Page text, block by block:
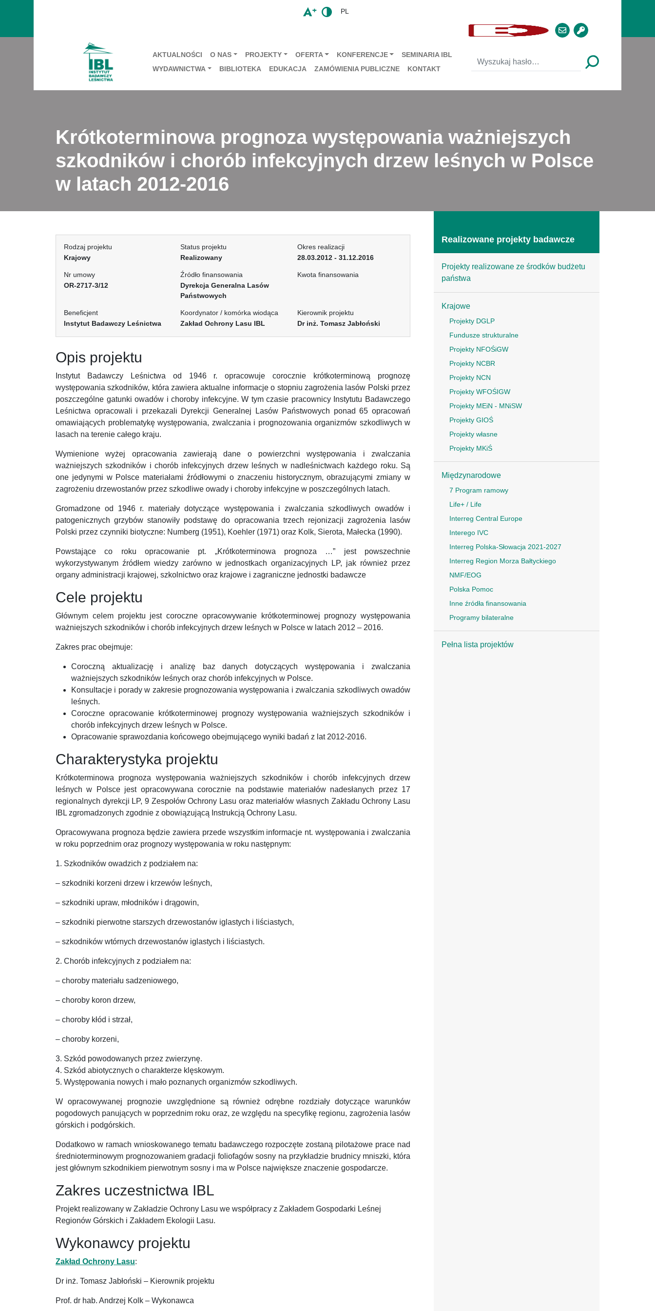
PL
AKTUALNOŚCI O NAS PROJEKTY OFERTA KONFERENCJE
SEMINARIA IBL
WYDAWNICTWA
BIBLIOTEKA EDUKACJA ZAMÓWIENIA PUBLICZNE KONTAKT
Krótkoterminowa prognoza występowania ważniejszych
szkodników i chorób infekcyjnych drzew leśnych w Polsce
w latach 2012-2016
Rodzaj projektu
Krajowy
Status projektu
Realizowany
Okres realizacji
28.03.2012 - 31.12.2016
Nr umowy
OR-2717-3/12
Źródło finansowania
Dyrekcja Generalna Lasów
Państwowych
Kwota finansowania
Beneficjent
Instytut Badawczy Leśnictwa
Koordynator / komórka wiodąca
Zakład Ochrony Lasu IBL
Kierownik projektu
Dr inż. Tomasz Jabłoński
Opis projektu
Instytut Badawczy Leśnictwa od 1946 r. opracowuje corocznie krótkoterminową prognozę
występowania szkodników, która zawiera aktualne informacje o stopniu zagrożenia lasów Polski przez
poszczególne gatunki owadów i choroby infekcyjne. W tym czasie pracownicy Instytutu Badawczego
Leśnictwa opracowali i przekazali Dyrekcji Generalnej Lasów Państwowych ponad 65 opracowań
omawiających problematykę występowania, zwalczania i prognozowania organizmów szkodliwych w
lasach na terenie całego kraju.
Wymienione wyżej opracowania zawierają dane o powierzchni występowania i zwalczania
ważniejszych szkodników i chorób infekcyjnych drzew leśnych w nadleśnictwach każdego roku. Są
one jedynymi w Polsce materiałami źródłowymi o znaczeniu historycznym, obrazującymi zmiany w
zagrożeniu drzewostanów przez szkodliwe owady i choroby infekcyjne w poszczególnych latach.
Gromadzone od 1946 r. materiały dotyczące występowania i zwalczania szkodliwych owadów i
patogenicznych grzybów stanowiły podstawę do opracowania trzech rejonizacji zagrożenia lasów
Polski przez czynniki biotyczne: Numberg (1951), Koehler (1971) oraz Kolk, Sierota, Małecka (1990).
Powstające co roku opracowanie pt. „Krótkoterminowa prognoza …” jest powszechnie
wykorzystywanym źródłem wiedzy zarówno w jednostkach organizacyjnych LP, jak również przez
organy administracji krajowej, szkolnictwo oraz krajowe i zagraniczne jednostki badawcze
Cele projektu
Głównym celem projektu jest coroczne opracowywanie krótkoterminowej prognozy występowania
ważniejszych szkodników i chorób infekcyjnych drzew leśnych w Polsce w latach 2012 – 2016.
Zakres prac obejmuje:
Coroczną aktualizację i analizę baz danych dotyczących występowania i zwalczania
ważniejszych szkodników leśnych oraz chorób infekcyjnych w Polsce.
Konsultacje i porady w zakresie prognozowania występowania i zwalczania szkodliwych owadów
leśnych.
Coroczne opracowanie krótkoterminowej prognozy występowania ważniejszych szkodników i
chorób infekcyjnych drzew leśnych w Polsce.
Opracowanie sprawozdania końcowego obejmującego wyniki badań z lat 2012-2016.
Charakterystyka projektu
Krótkoterminowa prognoza występowania ważniejszych szkodników i chorób infekcyjnych drzew
leśnych w Polsce jest opracowywana corocznie na podstawie materiałów nadesłanych przez 17
regionalnych dyrekcji LP, 9 Zespołów Ochrony Lasu oraz materiałów własnych Zakładu Ochrony Lasu
IBL zgromadzonych zgodnie z obowiązującą Instrukcją Ochrony Lasu.
Opracowywana prognoza będzie zawiera przede wszystkim informacje nt. występowania i zwalczania
w roku poprzednim oraz prognozy występowania w roku następnym:
1. Szkodników owadzich z podziałem na:
– szkodniki korzeni drzew i krzewów leśnych,
– szkodniki upraw, młodników i drągowin,
– szkodniki pierwotne starszych drzewostanów iglastych i liściastych,
– szkodników wtórnych drzewostanów iglastych i liściastych.
2. Chorób infekcyjnych z podziałem na:
– choroby materiału sadzeniowego,
– choroby koron drzew,
– choroby kłód i strzał,
– choroby korzeni,
3. Szkód powodowanych przez zwierzynę.
4. Szkód abiotycznych o charakterze klęskowym.
5. Występowania nowych i mało poznanych organizmów szkodliwych.
W opracowywanej prognozie uwzględnione są również odrębne rozdziały dotyczące warunków
pogodowych panujących w poprzednim roku oraz, ze względu na specyfikę regionu, zagrożenia lasów
górskich i podgórskich.
Dodatkowo w ramach wnioskowanego tematu badawczego rozpoczęte zostaną pilotażowe prace nad
średnioterminowym prognozowaniem gradacji foliofagów sosny na przykładzie brudnicy mniszki, która
jest głównym szkodnikiem pierwotnym sosny i ma w Polsce największe znaczenie gospodarcze.
Zakres uczestnictwa IBL
Projekt realizowany w Zakładzie Ochrony Lasu we współpracy z Zakładem Gospodarki Leśnej
Regionów Górskich i Zakładem Ekologii Lasu.
Wykonawcy projektu
Zakład Ochrony Lasu:
Dr inż. Tomasz Jabłoński – Kierownik projektu
Prof. dr hab. Andrzej Kolk – Wykonawca
Realizowane projekty badawcze
Projekty realizowane ze środków budżetu
państwa
Krajowe
Projekty DGLP
Fundusze strukturalne
Projekty NFOŚiGW
Projekty NCBR
Projekty NCN
Projekty WFOŚIGW
Projekty MEiN - MNiSW
Projekty GIOŚ
Projekty własne
Projekty MKiŚ
Międzynarodowe
7 Program ramowy
Life+ / Life
Interreg Central Europe
Interego IVC
Interreg Polska-Słowacja 2021-2027
Interreg Region Morza Bałtyckiego
NMF/EOG
Polska Pomoc
Inne źródła finansowania
Programy bilateralne
Pełna lista projektów